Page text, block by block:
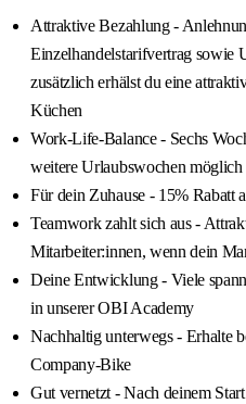
Attraktive Bezahlung -
Einzelhandelstarifvertrag sowie
zusätzlich erhälst du eine
Küchen
Work-Life-Balance - Sechs
weitere Urlaubswochen möglich
Für dein Zuhause - 15% Rabatt
Teamwork zahlt sich aus -
Mitarbeiter:innen, wenn dein
Deine Entwicklung - Viele
in unserer OBI Academy
Nachhaltig unterwegs - Erhalte
Company-Bike
Gut vernetzt - Nach deinem